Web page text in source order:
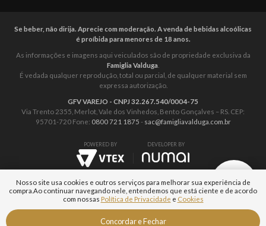
Se beber, não dirija. Aprecie com moderação. A venda de bebidas alcoólicas
é proíbida para menores de 18 anos.
As informações e imagens aqui veiculados são de propriedade exclusiva da
Famiglia Valduga
É vedada qualquer reprodução, total ou parcial, de qualquer material sem
expressa autorização.
GFV VAREJO - CNPJ 32.267.540/0004-75
Via Trento 2355, Merlot, Vale dos Vinhedos, Bento Gonçalves – RS. CEP:
95701-720 Fone: 0800 721 1875 - sac@famigliavalduga.com.br
POWERED BY DEVELOPER BY
Nosso site usa cookies e outros serviços para melhorar sua experiência de
compra. Ao continuar navegando nele, entendemos que está ciente e de acordo
com nossas Política de Privacidade e Cookies
Concordar e Fechar